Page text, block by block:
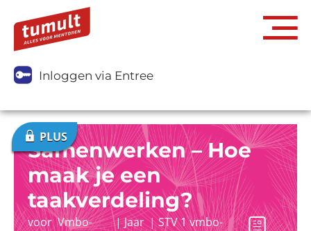
Inloggen via Entree
Samenwerken – Hoe
maak je een
taakverdeling?
voor Vmbo-
|Jaar |STV 1 vmbo-